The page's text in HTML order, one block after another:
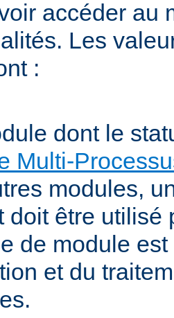
accéder au
Les
:
dont le
Multi-
modules,
doit être utilisé
de module
et du